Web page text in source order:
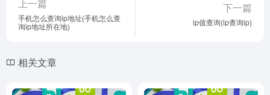
上一篇
手机怎么查询ip地址(手机怎么查
询ip地址所在地)
下一篇
ip值查询(ip查询ip)
相关文章